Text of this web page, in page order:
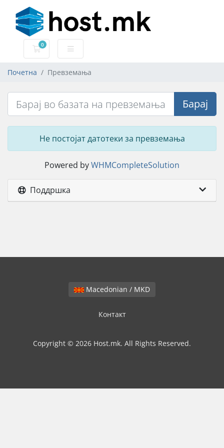
0
Потрошувачка кошничка
Почетна Превземања
Барај
Не постојат датотеки за превземања
Powered byWHMCompleteSolution
Поддршка
Macedonian / MKD
Контакт
Copyright © 2026 Host.mk. All Rights Reserved.